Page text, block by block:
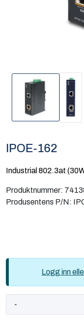
IPOE-162
Industrial 802.3at
Produktnummer:
Produsentens P/N:
Logg inn
-
Infosenter